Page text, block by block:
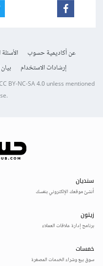
عن أكاديمية حسوب
إرشادات الاستخدام
CC BY-NC-SA 4.0unless mentioned